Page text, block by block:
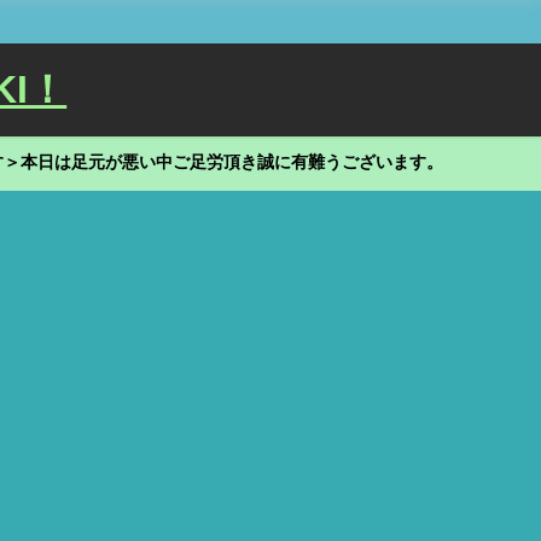
！
本日は足元が悪い中ご足労頂き誠に有難うございます。